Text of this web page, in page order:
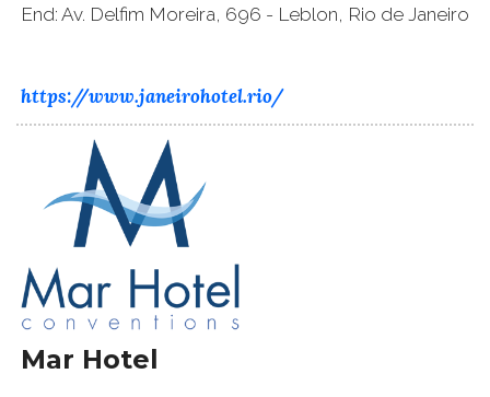
End: Av. Delfim Moreira, 696 - Leblon, Rio de Janeiro
https://www.janeirohotel.rio/
Mar Hotel